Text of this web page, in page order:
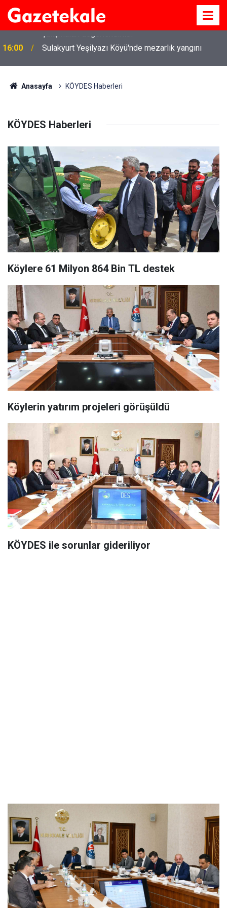
16:00 Sulakyurt Yeşilyazı Köyü'nde mezarlık yangını
Anasayfa KÖYDES Haberleri
KÖYDES Haberleri
Köylere 61 Milyon 864 Bin TL destek
Köylerin yatırım projeleri görüşüldü
KÖYDES ile sorunlar gideriliyor